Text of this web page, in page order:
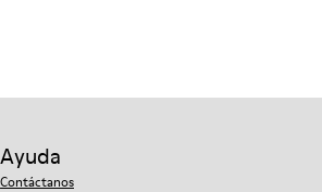
Ayuda
Contáctanos